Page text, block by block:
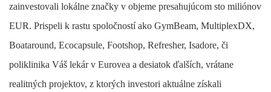
zainvestovali lokálne značky v objeme presahujúcom sto miliónov
EUR. Prispeli k rastu spoločností ako GymBeam, MultiplexDX,
Boataround, Ecocapsule, Footshop, Refresher, Isadore, či
poliklinika Váš lekár v Eurovea a desiatok ďalších, vrátane
realitných projektov, z ktorých investori aktuálne získali